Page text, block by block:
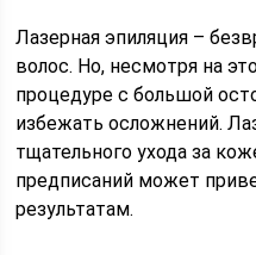
Лазерная эпиляция –
волос. Но, несмотря на
процедуре с большой
избежать осложнений.
тщательного ухода за
предписаний может
результатам.